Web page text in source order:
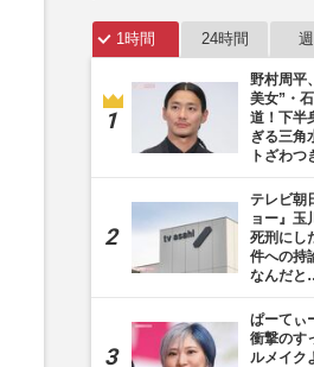
1時間 24時間
野村周平
美女”・
道！下半
ぎる三角
トざわつ
テレビ朝
ョー』玉
死刑にし
件への持
なんだと
ぱーてぃ
衝撃のす
ルメイク